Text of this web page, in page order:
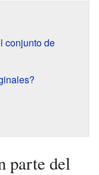
conjunto de
parte del